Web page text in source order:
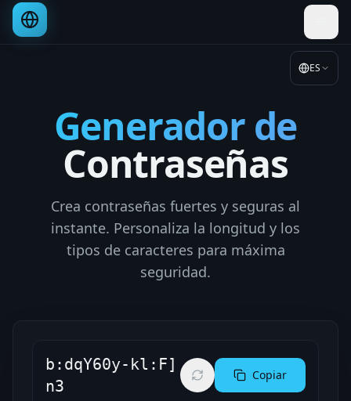
ES
Generador de
Contraseñas
Crea contraseñas fuertes y seguras al
instante. Personaliza la longitud y los
tipos de caracteres para máxima
seguridad.
b:dqY60y-kl:F]
n3
Copiar